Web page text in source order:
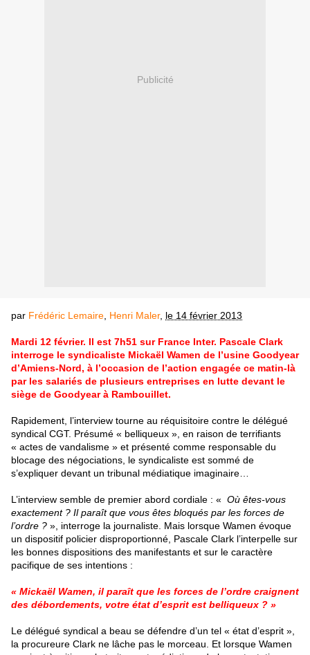
Publicité
par Frédéric Lemaire Henri Maler, le 14 février 2013
Mardi 12 février. Il est 7h51 sur France Inter. Pascale Clark
interroge le syndicaliste Mickaël Wamen de l’usine Goodyear
d’Amiens-Nord, à l’occasion de l’action engagée ce matin-là
par les salariés de plusieurs entreprises en lutte devant le
siège de Goodyear à Rambouillet.
Rapidement, l’interview tourne au réquisitoire contre le délégué
syndical CGT. Présumé « belliqueux », en raison de terrifiants
« actes de vandalisme » et présenté comme responsable du
blocage des négociations, le syndicaliste est sommé de
s’expliquer devant un tribunal médiatique imaginaire…
L’interview semble de premier abord cordiale : « Où êtes-vous
exactement ? Il paraît que vous êtes bloqués par les forces de
l’ordre ? », interroge la journaliste. Mais lorsque Wamen évoque
un dispositif policier disproportionné, Pascale Clark l’interpelle sur
les bonnes dispositions des manifestants et sur le caractère
pacifique de ses intentions :
« Mickaël Wamen, il paraît que les forces de l’ordre craignent
des débordements, votre état d’esprit est belliqueux ? »
Le délégué syndical a beau se défendre d’un tel « état d’esprit »,
la procureure Clark ne lâche pas le morceau. Et lorsque Wamen